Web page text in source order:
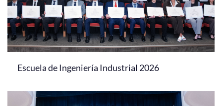
Escuela de Ingeniería Industrial 2026